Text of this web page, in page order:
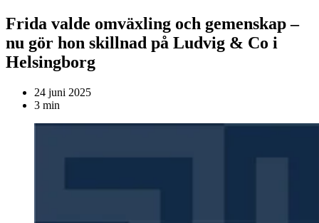
Frida valde omväxling och gemenskap –
nu gör hon skillnad på Ludvig & Co i
Helsingborg
24 juni 2025
3 min